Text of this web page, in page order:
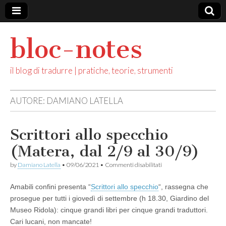
bloc-notes
il blog di tradurre | pratiche, teorie, strumenti
AUTORE: DAMIANO LATELLA
Scrittori allo specchio
(Matera, dal 2/9 al 30/9)
by Damiano Latella • 09/06/2021 • Commenti disabilitati
specchio
(Matera,
2/9
Amabili confini presenta “Scrittori allo specchio“, rassegna che
prosegue per tutti i giovedì di settembre (h 18.30, Giardino del
Museo Ridola): cinque grandi libri per cinque grandi traduttori.
Cari lucani, non mancate!